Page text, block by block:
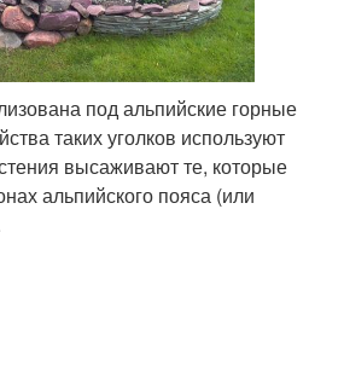
под альпийские горные
таких уголков используют
высаживают те, которые
альпийского пояса (или